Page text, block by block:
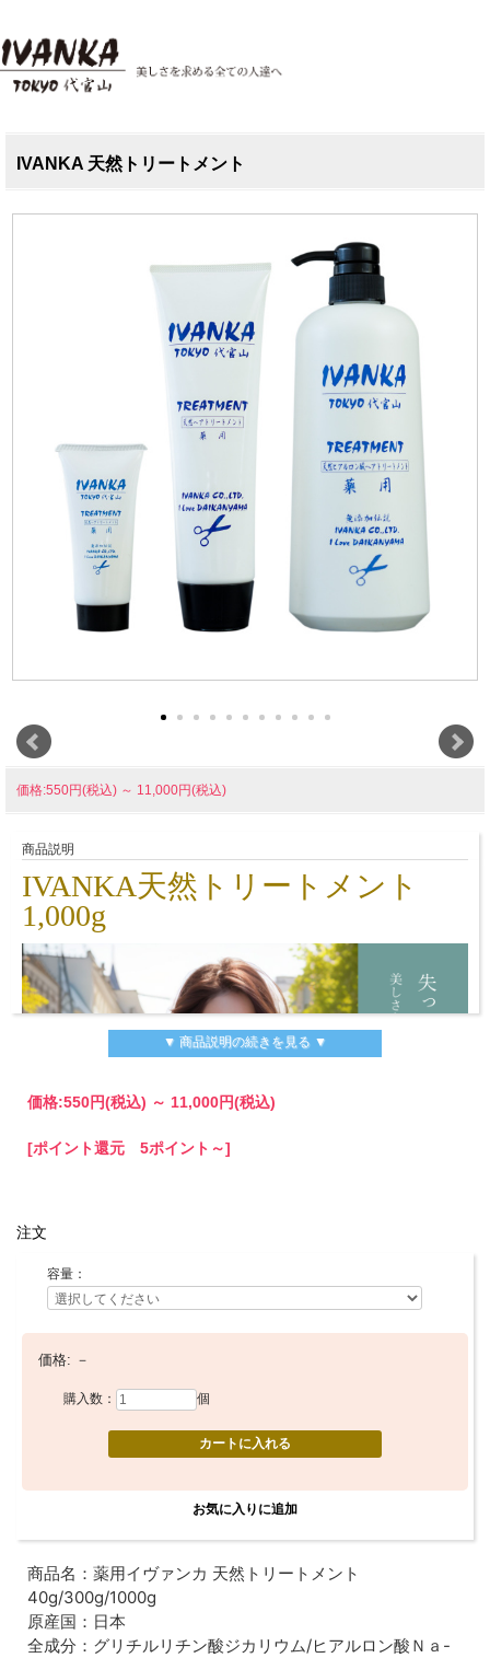
IVANKA 天然トリートメント
価格:550円(税込) ～ 11,000円(税込)
商品説明
IVANKA天然トリートメント
1,000g
▼ 商品説明の続きを見る ▼
価格:550円(税込) ～ 11,000円(税込)
[ポイント還元 5ポイント～]
注文
容量：
価格: －
購入数： 個
商品名：薬用イヴァンカ 天然トリートメント
40g/300g/1000g
原産国：日本
全成分：グリチルリチン酸ジカリウム/ヒアルロン酸Ｎａ-